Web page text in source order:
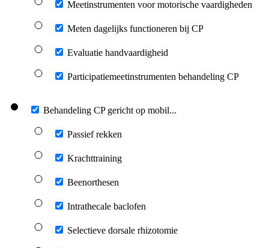
Meetinstrumenten voor motorische vaardigheden
Meten dagelijks functioneren bij CP
Evaluatie handvaardigheid
Participatiemeetinstrumenten behandeling CP
Behandeling CP gericht op mobil...
Passief rekken
Krachttraining
Beenorthesen
Intrathecale baclofen
Selectieve dorsale rhizotomie